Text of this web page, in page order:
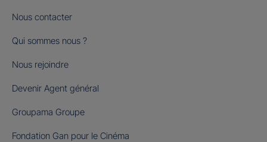
Nous contacter
Qui sommes nous ?
Nous rejoindre
Devenir Agent général
Groupama Groupe
Fondation Gan pour le Cinéma